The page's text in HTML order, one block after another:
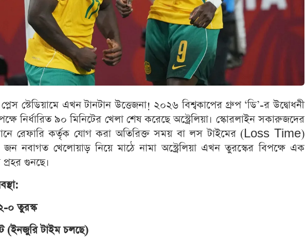
প্লেস স্টেডিয়ামে এখন টানটান উত্তেজনা! ২০২৬ বিশ্বকাপের গ্রুপ ‘ডি’-র উদ্বোধনী
নির্ধারিত ৯০ মিনিটের খেলা শেষ করেছে অস্ট্রেলিয়া। স্কোরলাইন সকারুজদের
রেফারি কর্তৃক যোগ করা অতিরিক্ত সময় বা লস টাইমের (Loss Time)
নবাগত খেলোয়াড় নিয়ে মাঠে নামা অস্ট্রেলিয়া এখন তুরস্কের বিপক্ষে এক
গুনছে।
০ তুরস্ক
(ইনজুরি টাইম চলছে)